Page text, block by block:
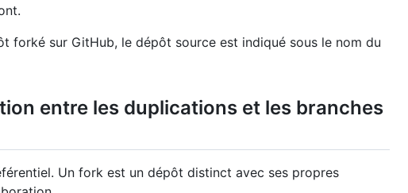
forké sur GitHub, le dépôt source est indiqué sous le nom du
entre les duplications et les branches
Un fork est un dépôt distinct avec ses propres